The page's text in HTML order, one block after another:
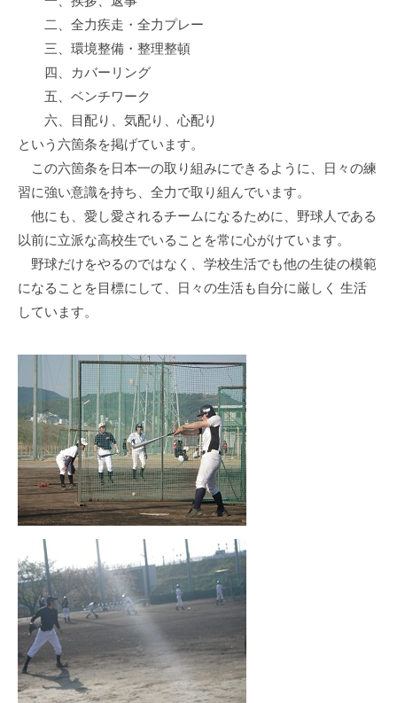
二、全力疾走・全力プレー
三、環境整備・整理整頓
四、カバーリング
五、ベンチワーク
六、目配り、気配り、心配り
という六箇条を掲げています。
この六箇条を日本一の取り組みにできるように、日々の練
習に強い意識を持ち、全力で取り組んでいます。
他にも、愛し愛されるチームになるために、野球人である
以前に立派な高校生でいることを常に心がけています。
野球だけをやるのではなく、学校生活でも他の生徒の模範
になることを目標にして、日々の生活も自分に厳しく 生活
しています。